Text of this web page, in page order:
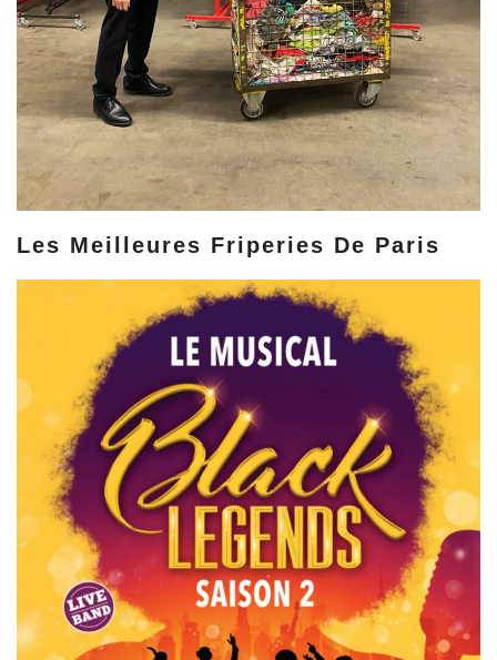
Les Meilleures Friperies De Paris